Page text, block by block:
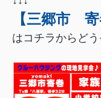
【三郷市
はコチラからどう